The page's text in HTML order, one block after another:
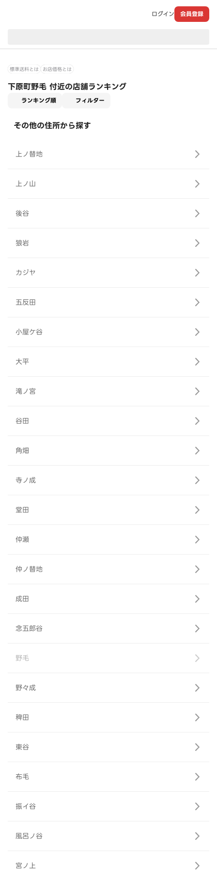
ログイン 会員登録
標準送料とは お店価格とは
下原町野毛 付近の店舗ランキング
ランキング順 フィルター
その他の住所から探す
上ノ替地
上ノ山
後谷
狼岩
カジヤ
五反田
小屋ケ谷
大平
滝ノ宮
谷田
角畑
寺ノ成
堂田
仲瀬
仲ノ替地
成田
念五郎谷
野毛
野々成
稗田
東谷
布毛
振イ谷
風呂ノ谷
宮ノ上